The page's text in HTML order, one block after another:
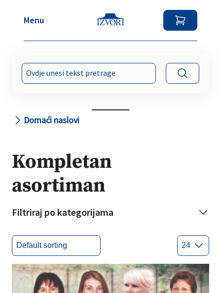
Menu
Search
for:
Domaći naslovi
Kompletan
asortiman
Filtriraj po kategorijama
označene. Svaka kategorija je jedna od “oznaka” kojom se filtrira
način pretrage u svrhu jednostavnijeg pronalaženja naslova. Klikni
na jednu od oznaka kako bi provjerio što se nalazi u pojedinoj
kategoriji.